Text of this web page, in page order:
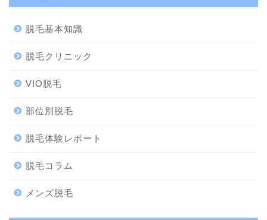
脱毛基本知識
脱毛クリニック
VIO脱毛
部位別脱毛
脱毛体験レポート
脱毛コラム
メンズ脱毛